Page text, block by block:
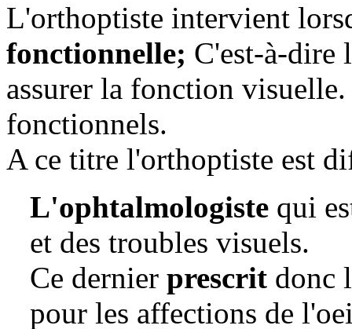
L'orthoptiste intervient
fonctionnelle; C'est-à-dire
assurer la fonction
fonctionnels.
A ce titre l'orthoptiste est
L'ophtalmologiste qui
et des troubles visuels.
Ce dernier prescrit donc
pour les affections de